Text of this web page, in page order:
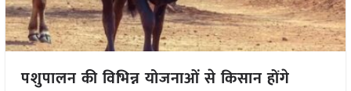
पशुपालन की विभिन्न योजनाओं से किसान होंगे